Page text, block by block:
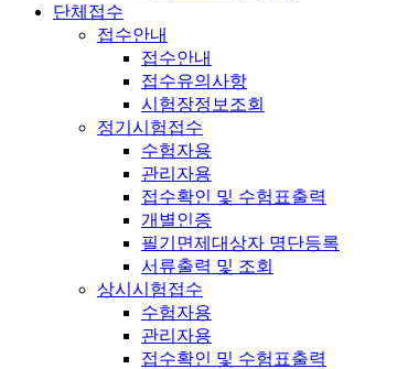
단체접수
접수안내
접수안내
접수유의사항
시험장정보조회
정기시험접수
수험자용
관리자용
접수확인 및 수험표출력
개별인증
필기면제대상자 명단등록
서류출력 및 조회
상시시험접수
수험자용
관리자용
접수확인 및 수험표출력